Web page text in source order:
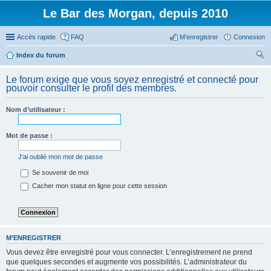
Le Bar des Morgan, depuis 2010
Accès rapide FAQ Connexion
M’enregistrer
Index du forum
her
ch
Le forum exige que vous soyez enregistré et connecté pour
pouvoir consulter le profil des membres.
Nom d’utilisateur :
Mot de passe :
J’ai oublié mon mot de passe
Se souvenir de moi
Cacher mon statut en ligne pour cette session
M’ENREGISTRER
Vous devez être enregistré pour vous connecter. L’enregistrement ne prend
que quelques secondes et augmente vos possibilités. L’administrateur du